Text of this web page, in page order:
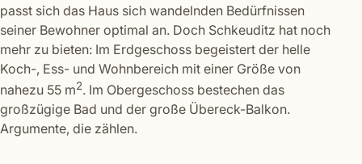
passt sich das Haus sich wandelnden Bedürfnissen
seiner Bewohner optimal an. Doch Schkeuditz hat noch
mehr zu bieten: Im Erdgeschoss begeistert der helle
Koch-, Ess- und Wohnbereich mit einer Größe von
nahezu 55 m2. Im Obergeschoss bestechen das
großzügige Bad und der große Übereck-Balkon.
Argumente, die zählen.